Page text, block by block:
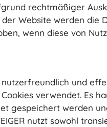
rechtmäßiger
Website werden die
wenn diese von
nutzerfreundlich und
verwendet. Es
werden
nutzt sowohl